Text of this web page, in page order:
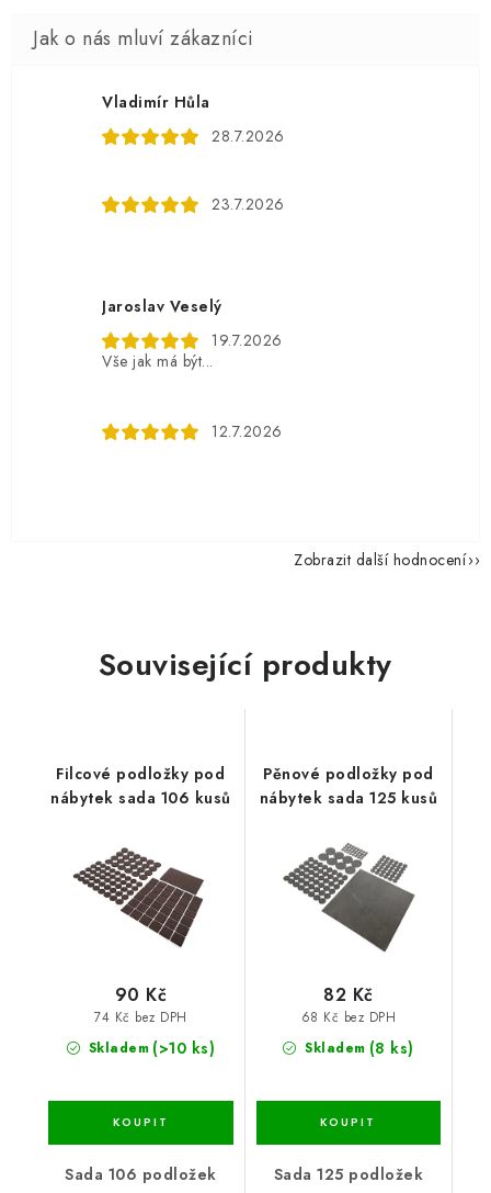
Vladimír Hůla
28.7.2026
23.7.2026
Jaroslav Veselý
19.7.2026
Vše jak má být...
12.7.2026
Zobrazit další hodnocení
Související produkty
Filcové podložky pod
nábytek sada 106 kusů
Skladem (>10 ks)
74 Kč bez DPH
90 Kč
Sada 106 podložek
Pěnové podložky pod
nábytek sada 125 kusů
Skladem (8 ks)
68 Kč bez DPH
82 Kč
Sada 125 podložek